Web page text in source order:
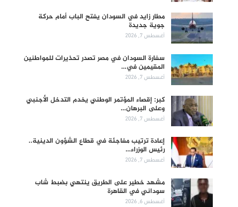
مطار زايد في السودان يفتح الباب أمام حركة
جوية جديدة
أغسطس 7, 2026
سفارة السودان في مصر تصدر تحذيرات للمواطنين
المقيمين في…
أغسطس 7, 2026
كبر: إقصاء المؤتمر الوطني يخدم التدخل الأجنبي
وعلى البرهان…
أغسطس 7, 2026
إعادة ترتيب مفاجئة في قطاع الشؤون الدينية..
رئيس الوزراء…
أغسطس 7, 2026
مشهد خطير على الطريق ينتهي بضبط شاب
سوداني في القاهرة
أغسطس 6, 2026